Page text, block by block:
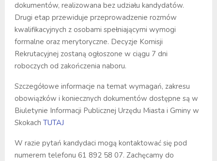
dokumentów, realizowana bez udziału kandydatów.
Drugi etap przewiduje przeprowadzenie rozmów
kwalifikacyjnych z osobami spełniającymi wymogi
formalne oraz merytoryczne. Decyzje Komisji
Rekrutacyjnej zostaną ogłoszone w ciągu 7 dni
roboczych od zakończenia naboru.
Szczegółowe informacje na temat wymagań, zakresu
obowiązków i koniecznych dokumentów dostępne są w
Biuletynie Informacji Publicznej Urzędu Miasta i Gminy w
Skokach TUTAJ
W razie pytań kandydaci mogą kontaktować się pod
numerem telefonu 61 892 58 07. Zachęcamy do